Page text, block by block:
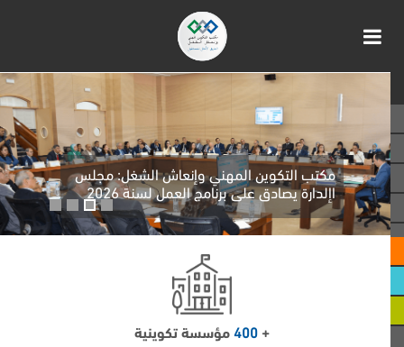
القافلة المتنقلة للتكوين المهني: آلية مبتكرة
ودامجة في خدمة الشباب
400مؤسسة تكوينية‎